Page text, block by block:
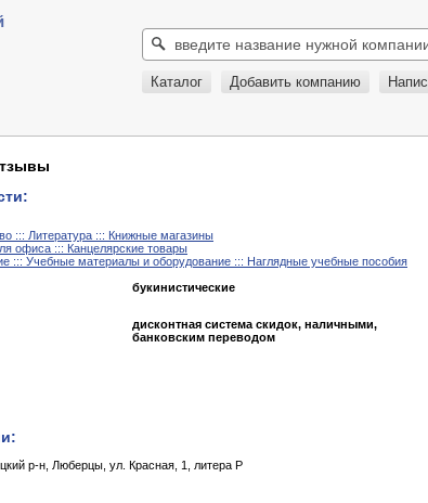
Каталог Добавить компанию
::: Литература ::: Книжные магазины
офиса ::: Канцелярские товары
::: Учебные материалы и оборудование ::: Наглядные учебные пособия
букинистические
дисконтная система скидок, наличными,
банковским переводом
р-н, Люберцы, ул. Красная, 1, литера Р